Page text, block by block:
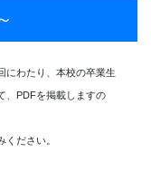
にわたり、本校の卒業生
、PDFを掲載しますの
ださい。